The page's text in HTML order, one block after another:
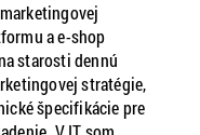
a e-shop
starosti dennú
stratégie,
špecifikácie pre